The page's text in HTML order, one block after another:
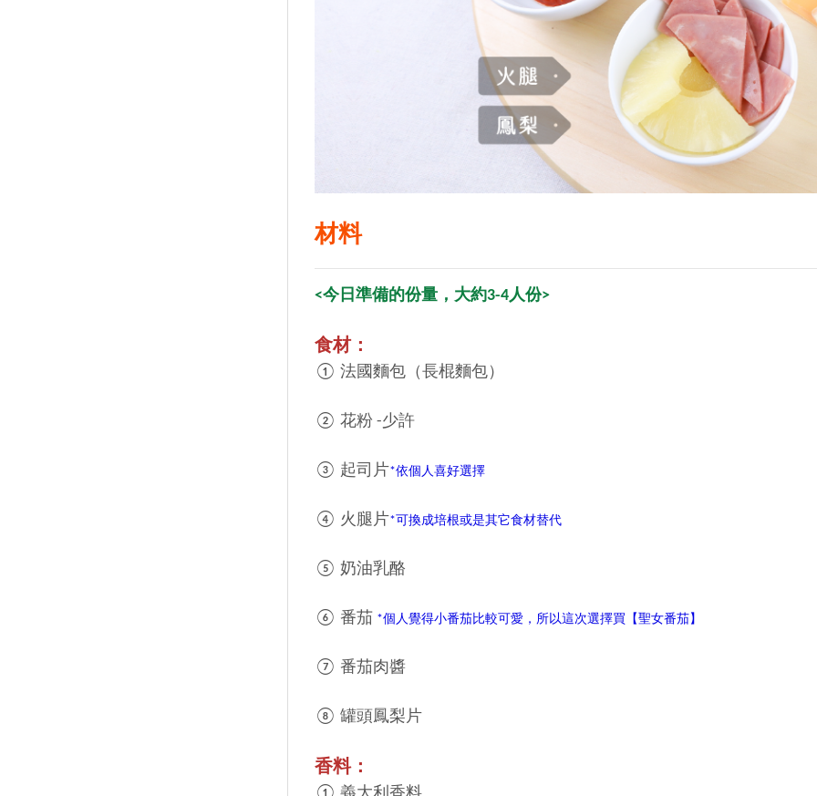
材料
<今日準備的份量，大約3-4人份>
食材：
① 法國麵包（長棍麵包）
② 花粉 -少許
③ 起司片*依個人喜好選擇
④ 火腿片*可換成培根或是其它食材替代
⑤ 奶油乳酪
⑥ 番茄 *個人覺得小番茄比較可愛，所以這次選擇買【聖女番茄】
⑦ 番茄肉醬
⑧ 罐頭鳳梨片
香料：